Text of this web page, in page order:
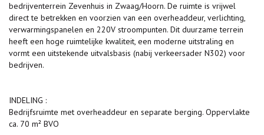
bedrijventerrein Zevenhuis in Zwaag/Hoorn. De ruimte is vrijwel
direct te betrekken en voorzien van een overheaddeur, verlichting,
verwarmingspanelen en 220V stroompunten. Dit duurzame terrein
heeft een hoge ruimtelijke kwaliteit, een moderne uitstraling en
vormt een uitstekende uitvalsbasis (nabij verkeersader N302) voor
bedrijven.
INDELING :
Bedrijfsruimte met overheaddeur en separate berging. Oppervlakte
ca. 70 m² BVO